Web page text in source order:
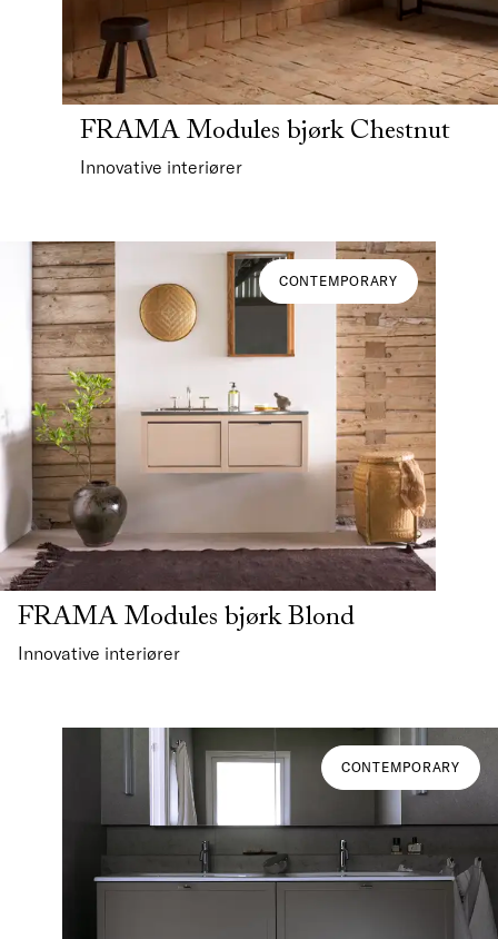
FRAMA Modules bjørk Chestnut
Innovative interiører
CONTEMPORARY
FRAMA Modules bjørk Blond
Innovative interiører
CONTEMPORARY